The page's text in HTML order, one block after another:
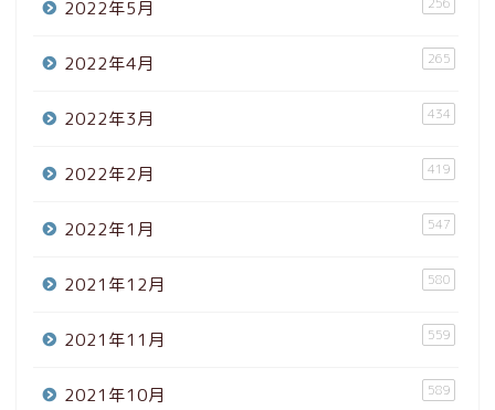
2022年5月
2022年4月 265
2022年3月 434
2022年2月 419
2022年1月 547
2021年12月 580
2021年11月 559
2021年10月 589